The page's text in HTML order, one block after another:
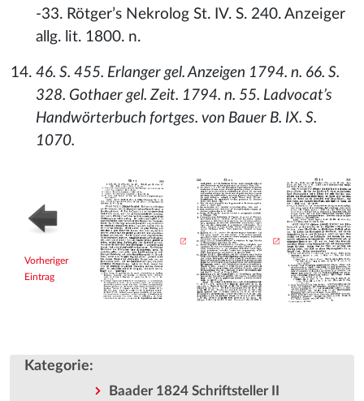
-33. Rötger’s Nekrolog St. IV. S. 240. Anzeiger
allg. lit. 1800. n.
46. S. 455. Erlanger gel. Anzeigen 1794. n. 66. S.
328. Gothaer gel. Zeit. 1794. n. 55. Ladvocat’s
Handwörterbuch fortges. von Bauer B. IX. S.
1070.
Vorheriger
Eintrag
Kategorie:
Baader 1824 Schriftsteller II